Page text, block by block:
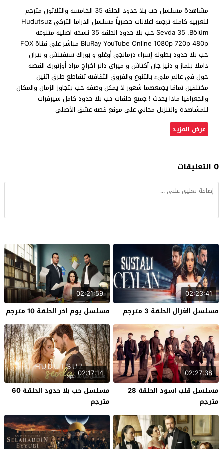
مشاهدة مسلسل حب بلا حدود الحلقة 35 الخامسة والثلاثون مترجم
للعربية كاملة ترجمة اعلانات حصرياً مسلسل الدراما التركي Hudutsuz
Sevda 35 .Bölüm حب بلا حدود الحلقة 35 نسخة اصلية متنوعة
BluRay YouTube Online 1080p 720p 480p مباشر على قناة FOX
حب بلا حدود بطولة إسراء درمانجي أوغلو و بوراك سيفينش و بيران
داملا يلماز و دنیز جان آکتاش و ميراي دانر اخراج مراد أوزتورك القصة
حول في عالم مليء بالتنوع والفروق الثقافية تتقاطع طرق اثنين
مختلفين تمامًا يجمعهما شعور لا يمكن وصفه حب يتجاوز الزمان والمكان
والجغرافيا ماذا يحدث ! جميع حلقات حب بلا حدود كامل سيرفرات
للمشاهدة والتنزيل مجاني على موقع قصة عشق الأصلي
عرض المزيد
0 التعليقات
02:23:41
مسلسل الغزال الحلقة 3 مترجم
02:21:59
مسلسل يوم اخر الحلقة 10 مترجم
02:27:38
مسلسل قلب اسود الحلقة 28
مترجم
02:17:14
مسلسل حب بلا حدود الحلقة 60
مترجم